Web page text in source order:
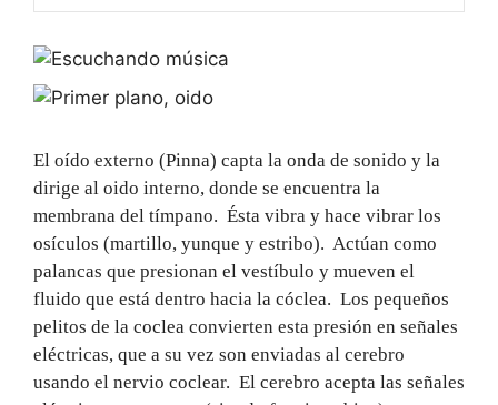
El oído externo (Pinna) capta la onda de sonido y la
dirige al oido interno, donde se encuentra la
membrana del tímpano. Ésta vibra y hace vibrar los
osículos (martillo, yunque y estribo). Actúan como
palancas que presionan el vestíbulo y mueven el
fluido que está dentro hacia la cóclea. Los pequeños
pelitos de la coclea convierten esta presión en señales
eléctricas, que a su vez son enviadas al cerebro
usando el nervio coclear. El cerebro acepta las señales